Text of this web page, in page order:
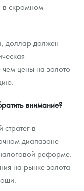
в скромном
доллар должен
чем цены на золото
внимание?
в
диапазоне
реформе.
на рынке золота